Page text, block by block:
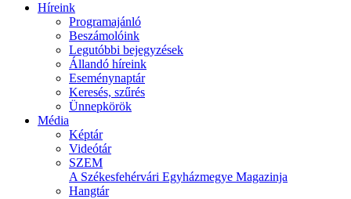
Híreink
Programajánló
Beszámolóink
Legutóbbi bejegyzések
Állandó híreink
Eseménynaptár
Keresés, szűrés
Ünnepkörök
Média
Képtár
Videótár
SZEM
A Székesfehérvári Egyházmegye Magazinja
Hangtár